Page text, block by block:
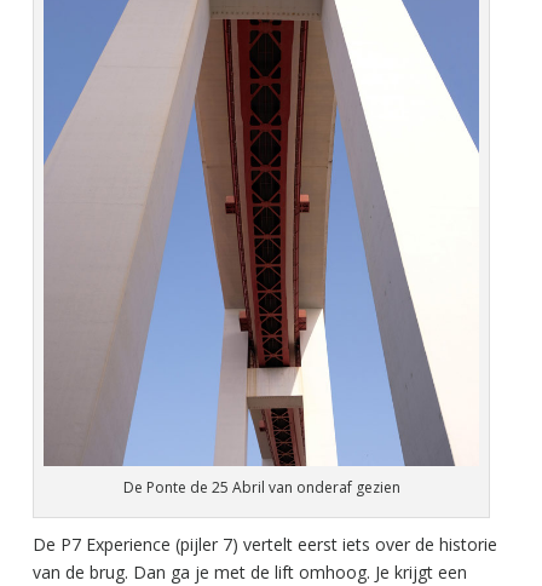
De Ponte de 25 Abril van onderaf gezien
De P7 Experience (pijler 7) vertelt eerst iets over de historie
van de brug. Dan ga je met de lift omhoog. Je krijgt een